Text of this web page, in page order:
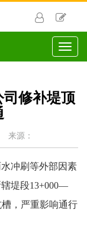
切
换
修补堤顶
来源：
冲刷等外部因素
堤段13+000—
，严重影响通行